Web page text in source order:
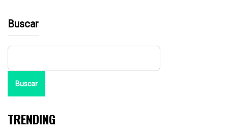
Buscar
Buscar
TRENDING